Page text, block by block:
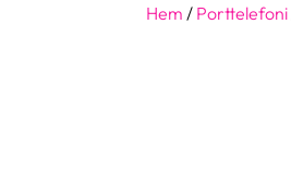
Hem / Porttelefoni